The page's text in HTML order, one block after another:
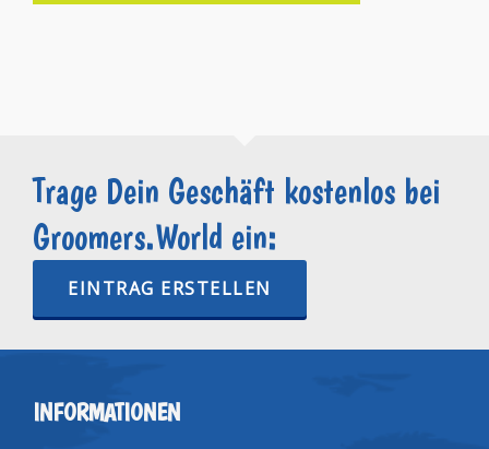
Trage Dein Geschäft kostenlos bei
Groomers.World ein:
EINTRAG ERSTELLEN
INFORMATIONEN